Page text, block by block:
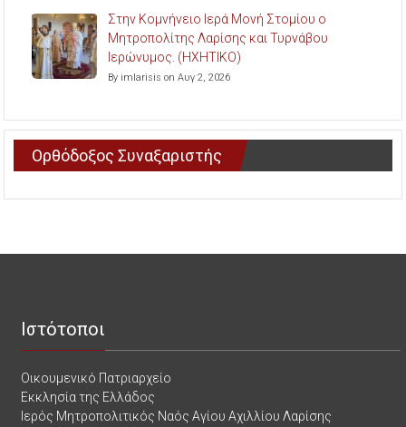
Στην Κομνήνειο Ιερά Μονή Στομίου ο
Μητροπολίτης Λαρίσης και Τυρνάβου
Ιερώνυμος. (ΗΧΗΤΙΚΟ)
By imlarisis on Αυγ 2, 2026
Ορθόδοξος Συναξαριστής
Ιστότοποι
Οικουμενικό Πατριαρχείο
Εκκλησία της Ελλάδος
Ιερός Μητροπολιτικός Ναός Αγίου Αχιλλίου Λαρίσης